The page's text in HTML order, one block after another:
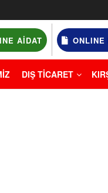
AIDAT ONLINE
DIŞ TİCARET